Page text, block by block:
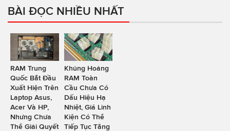
BÀI ĐỌC NHIỀU NHẤT
RAM Trung
Quốc Bắt Đầu
Xuất Hiện Trên
Laptop Asus,
Acer Và HP,
Nhưng Chưa
Thể Giải Quyết
Khủng Hoảng
RAM Toàn
Cầu Chưa Có
Dấu Hiệu Hạ
Nhiệt, Giá Linh
Kiện Có Thể
Tiếp Tục Tăng